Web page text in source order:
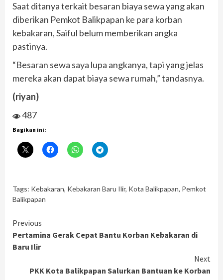
Saat ditanya terkait besaran biaya sewa yang akan
diberikan Pemkot Balikpapan ke para korban
kebakaran, Saiful belum memberikan angka
pastinya.
“Besaran sewa saya lupa angkanya, tapi yang jelas
mereka akan dapat biaya sewa rumah,” tandasnya.
(riyan)
487
Bagikan ini:
Tags: Kebakaran, Kebakaran Baru Ilir, Kota Balikpapan, Pemkot
Balikpapan
Continue
Reading
Previous
Pertamina Gerak Cepat Bantu Korban Kebakaran di
Baru Ilir
Next
PKK Kota Balikpapan Salurkan Bantuan ke Korban